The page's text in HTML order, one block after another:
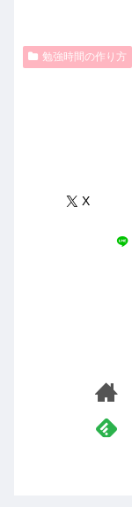
勉強時間の作り方
X